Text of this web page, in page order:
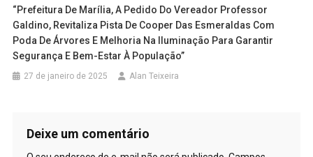
“Prefeitura De Marília, A Pedido Do Vereador Professor
Galdino, Revitaliza Pista De Cooper Das Esmeraldas Com
Poda De Árvores E Melhoria Na Iluminação Para Garantir
Segurança E Bem-Estar À População”
27 de janeiro de 2025 Alan Teixeira
Deixe um comentário